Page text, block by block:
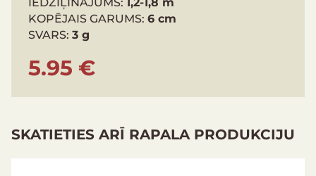
KOPĒJAIS GARUMS: 6 cm
SVARS: 3 g
5.95 €
SKATIETIES ARĪ RAPALA PRODUKCIJU